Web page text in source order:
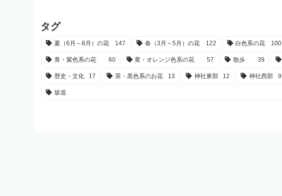
タグ
夏（6月～8月）の花 147 春（3月～5月）の花 122 白色系の花 100
青・紫色系の花 60 黄・オレンジ色系の花 57 散歩 39
歴史・文化 17 茶・黒色系のお花 13 神社東部 12 神社西部 9
坂道